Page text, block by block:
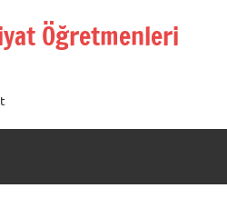
Öğretmenleri